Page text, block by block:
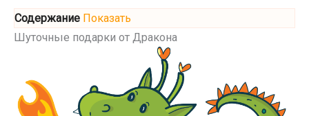
Содержание Показать
Шуточные подарки от Дракона